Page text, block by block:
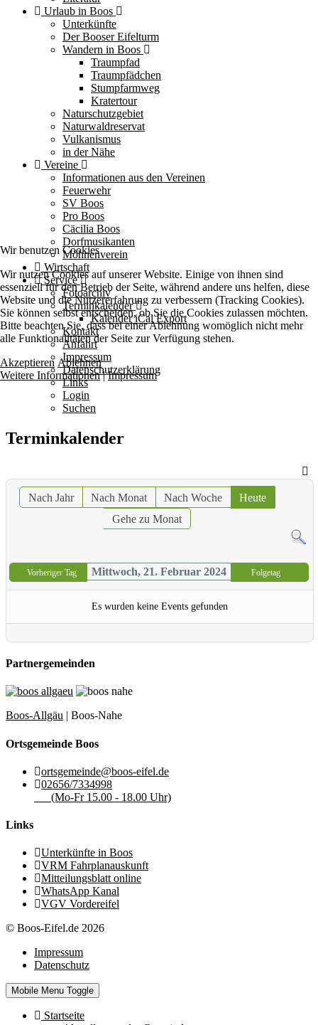
Urlaub in Boos
Unterkünfte
Der Booser Eifelturm
Wandern in Boos
Traumpfad
Traumpfädchen
Stumpfarmweg
Kratertour
Naturschutzgebiet
Naturwaldreservat
Vulkanismus
in der Nähe
Vereine
Informationen aus den Vereinen
Feuerwehr
SV Boos
Pro Boos
Cäcilia Boos
Dorfmusikanten
Möhnenverein
Wirtschaft
Service
Fotoarchiv
Terminkalender
Kalender iCal Export
Kontakt
Anfahrt
Impressum
Datenschutzerklärung
Links
Login
Suchen
Terminkalender
Nach Jahr Nach Monat Nach Woche
Heute
Gehe zu Monat
Vorheriger Tag Mittwoch, 21. Februar 2024 Folgetag
Es wurden keine Events gefunden
Partnergemeinden
Boos-Allgäu | Boos-Nahe
Ortsgemeinde Boos
ortsgemeinde@boos-eifel.de
02656/7334998
(Mo-Fr 15.00 - 18.00 Uhr)
Links
Unterkünfte in Boos
VRM Fahrplanauskunft
Mitteilungsblatt online
WhatsApp Kanal
VGV Vordereifel
© Boos-Eifel.de 2026
Impressum
Datenschutz
Mobile Menu Toggle
Startseite
Wir benutzen Cookies
Wir nutzen Cookies auf unserer Website. Einige von ihnen sind
essenziell für den Betrieb der Seite, während andere uns helfen, diese
Website und die Nutzererfahrung zu verbessern (Tracking Cookies).
Sie können selbst entscheiden, ob Sie die Cookies zulassen möchten.
Bitte beachten Sie, dass bei einer Ablehnung womöglich nicht mehr
alle Funktionalitäten der Seite zur Verfügung stehen.
Akzeptieren Ablehnen
Weitere Informationen|Impressum